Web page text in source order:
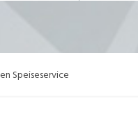
Einkauf, Logistik,
Speiseservice